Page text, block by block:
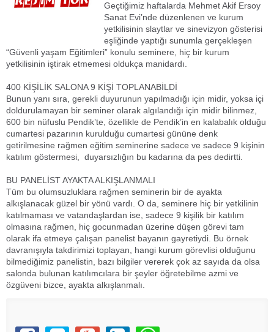
Geçtiğimiz haftalarda Mehmet Akif Ersoy
Sanat Evi’nde düzenlenen ve kurum
yetkilisinin slaytlar ve sinevizyon gösterisi
eşliğinde yaptığı sunumla gerçekleşen
“Güvenli yaşam Eğitimleri” konulu seminere, hiç bir kurum
yetkilisinin iştirak etmemesi oldukça manidardı.
400 KİŞİLİK SALONA 9 KİŞİ TOPLANABİLDİ
Bunun yanı sıra, gerekli duyurunun yapılmadığı için midir, yoksa içi
doldurulamayan bir seminer olarak algılandığı için midir bilinmez,
600 bin nüfuslu Pendik’te, özellikle de Pendik’in en kalabalık olduğu
cumartesi pazarının kurulduğu cumartesi gününe denk
getirilmesine rağmen eğitim seminerine sadece ve sadece 9 kişinin
katılım göstermesi, duyarsızlığın bu kadarına da pes dedirtti.
BU PANELİST AYAKTA ALKIŞLANMALI
Tüm bu olumsuzluklara rağmen seminerin bir de ayakta
alkışlanacak güzel bir yönü vardı. O da, seminere hiç bir yetkilinin
katılmaması ve vatandaşlardan ise, sadece 9 kişilik bir katılım
olmasına rağmen, hiç gocunmadan üzerine düşen görevi tam
olarak ifa etmeye çalışan panelist bayanın gayretiydi. Bu örnek
davranışıyla takdirimizi toplayan, hangi kurum görevlisi olduğunu
bilmediğimiz panelistin, bazı bilgiler vererek çok az sayıda da olsa
salonda bulunan katılımcılara bir şeyler öğretebilme azmi ve
özgüveni bizce, ayakta alkışlanmalı.